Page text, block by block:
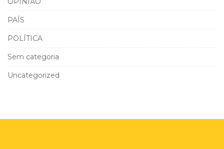
PAÍS
POLÍTICA
Sem categoria
Uncategorized